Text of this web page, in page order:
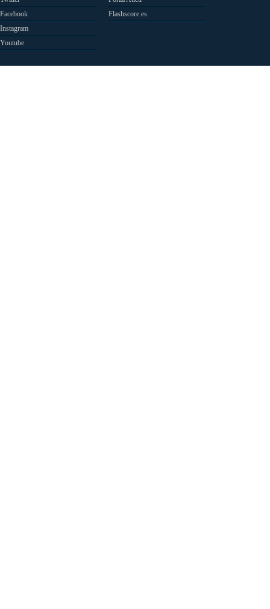
Facebook
Instagram
Youtube
Flashscore.es